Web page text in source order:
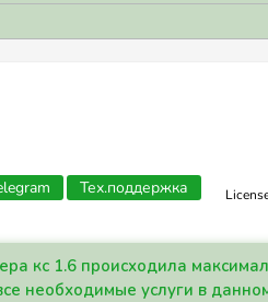
Тех.поддержка
кс 1.6 происходила
необходимые услуги в